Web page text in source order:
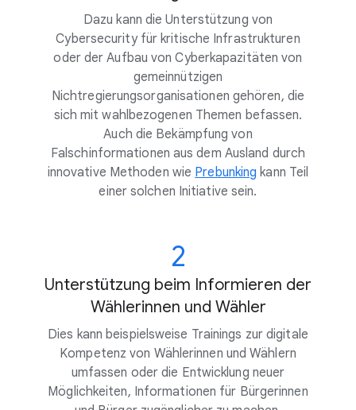
Dazu kann die Unterstützung von
Cybersecurity für kritische Infrastrukturen
oder der Aufbau von Cyberkapazitäten von
gemeinnützigen
Nichtregierungsorganisationen gehören, die
sich mit wahlbezogenen Themen befassen.
Auch die Bekämpfung von
Falschinformationen aus dem Ausland durch
innovative Methoden wie Prebunking kann Teil
einer solchen Initiative sein.
2
Unterstützung beim Informieren der
Wählerinnen und Wähler
Dies kann beispielsweise Trainings zur digitale
Kompetenz von Wählerinnen und Wählern
umfassen oder die Entwicklung neuer
Möglichkeiten, Informationen für Bürgerinnen